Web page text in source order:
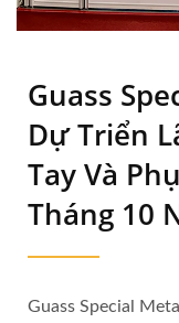
Guass
Dự Triển
Tay Và
Tháng 10
Guass Special